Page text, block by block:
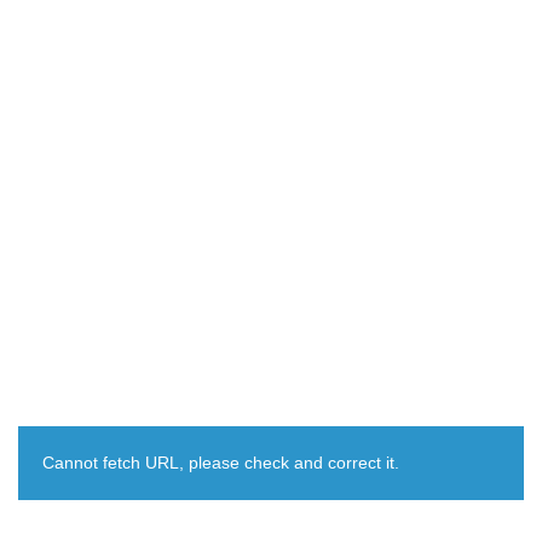
Cannot fetch URL, please check and correct it.